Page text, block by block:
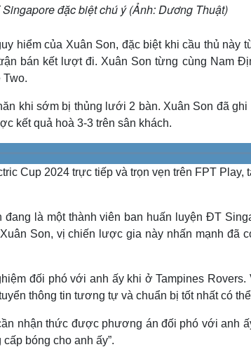
đặc biệt chú ý (Ảnh: Dương Thuật)
hiểm của Xuân Son, đặc biệt khi cầu thủ này
bán kết lượt đi. Xuân Son từng cùng Nam
Two.
khi sớm bị thủng lưới 2 bàn. Xuân Son đã ghi
kết quả hoà 3-3 trên sân khách.
Cup 2024 trực tiếp và trọn vẹn trên FPT Play,
là một thành viên ban huấn luyện ĐT
Son, vị chiến lược gia này nhấn mạnh đã
đối phó với anh ấy khi ở Tampines Rovers.
thông tin tương tự và chuẩn bị tốt nhất có
nhận thức được phương án đối phó với anh
bóng cho anh ấy”.